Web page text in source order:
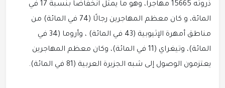
ذروته 15665 مهاجرا، وهو ما يمثل انخفاضاً بنسبة 17 في
المائة، و كان معظم المهاجرين رجالًا (74 في المائة) من
مناطق أمهرة الإثيوبية (43 في المائة) ، وأروما (34 في
المائة)، وتيغراي (11 في المائة)، وكان معظم المهاجرين
يعتزمون الوصول إلى شبه الجزيرة العربية (81 في المائة).